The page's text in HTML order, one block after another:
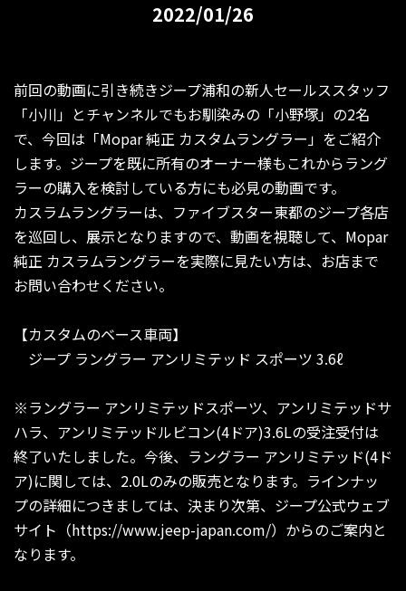
2022/01/26
前回の動画に引き続きジープ浦和の新人セールススタッフ
「小川」とチャンネルでもお馴染みの「小野塚」の2名
で、今回は「Mopar 純正 カスタムラングラー」をご紹介
します。ジープを既に所有のオーナー様もこれからラング
ラーの購入を検討している方にも必見の動画です。
カスラムラングラーは、ファイブスター東都のジープ各店
を巡回し、展示となりますので、動画を視聴して、Mopar
純正 カスラムラングラーを実際に見たい方は、お店まで
お問い合わせください。
【カスタムのベース車両】
ジープ ラングラー アンリミテッド スポーツ 3.6ℓ
※ラングラー アンリミテッドスポーツ、アンリミテッドサ
ハラ、アンリミテッドルビコン(4ドア)3.6Lの受注受付は
終了いたしました。今後、ラングラー アンリミテッド(4ド
ア)に関しては、2.0Lのみの販売となります。ラインナッ
プの詳細につきましては、決まり次第、ジープ公式ウェブ
サイト（https://www.jeep-japan.com/）からのご案内と
なります。